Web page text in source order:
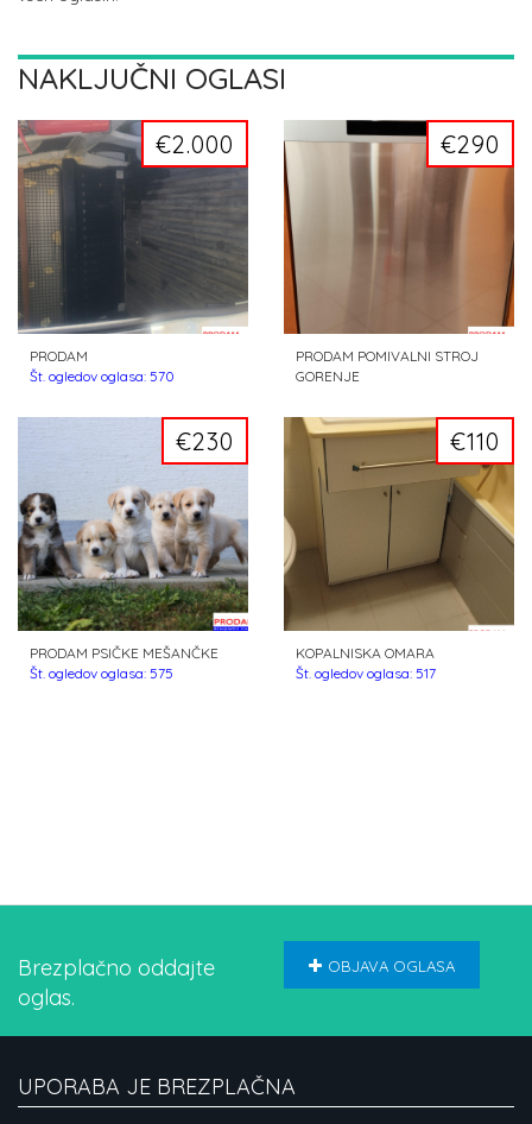
NAKLJUČNI OGLASI
€2.000
PRODAM
Št. ogledov oglasa: 570
€290
PRODAM POMIVALNI STROJ
GORENJE
€230
PRODAM PSIČKE MEŠANČKE
Št. ogledov oglasa: 575
€110
KOPALNISKA OMARA
Št. ogledov oglasa: 517
Brezplačno oddajte
oglas.
OBJAVA OGLASA
UPORABA JE BREZPLAČNA